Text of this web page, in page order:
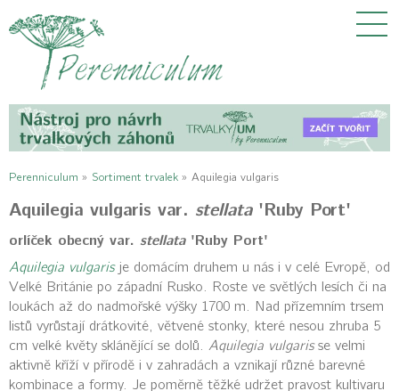
Perenniculum » Sortiment trvalek » Aquilegia vulgaris
Aquilegia vulgaris var. stellata'Ruby Port'
orlíček obecný var. stellata'Ruby Port'
Aquilegia vulgarisje domácím druhem u nás i v celé Evropě, od
Velké Británie po západní Rusko. Roste ve světlých lesích či na
loukách až do nadmořské výšky 1700 m. Nad přízemním trsem
listů vyrůstají drátkovité, větvené stonky, které nesou zhruba 5
cm velké květy sklánějící se dolů. Aquilegia vulgarisse velmi
aktivně kříží v přírodě i v zahradách a vznikají různé barevné
kombinace a formy. Je poměrně těžké udržet pravost kultivaru